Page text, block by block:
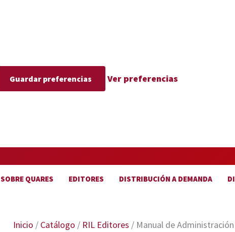
Guardar preferencias
Ver preferencias
SOBRE QUARES EDITORES DISTRIBUCIÓN A DEMANDA
Inicio / Catálogo / RIL Editores / Manual de